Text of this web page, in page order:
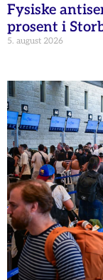
Fysiske
prosent i
5. august 2026